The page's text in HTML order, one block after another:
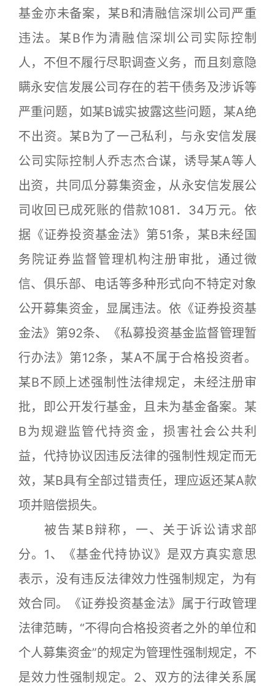
基金亦未备案，某B和清融信深圳公司严重
违法。某B作为清融信深圳公司实际控制
人，不但不履行尽职调查义务，而且刻意隐
瞒永安信发展公司存在的若干债务及涉诉等
严重问题，如某B诚实披露这些问题，某A绝
不出资。某B为了一己私利，与永安信发展
公司实际控制人乔志杰合谋，诱导某A等人
出资，共同瓜分募集资金，从永安信发展公
司收回已成死账的借款1081．34万元。依
据《证券投资基金法》第51条，某B未经国
务院证券监督管理机构注册审批，通过微
信、俱乐部、电话等多种形式向不特定对象
公开募集资金，显属违法。依《证券投资基
金法》第92条、《私募投资基金监督管理暂
行办法》第12条，某A不属于合格投资者。
某B不顾上述强制性法律规定，未经注册审
批，即公开发行基金，且未为基金备案。某
B为规避监管代持资金，损害社会公共利
益，代持协议因违反法律的强制性规定而无
效，某B具有全部过错责任，理应返还某A款
项并赔偿损失。
被告某B辩称，一、关于诉讼请求部
分。1、《基金代持协议》是双方真实意思
表示，没有违反法律效力性强制规定，为有
效合同。《证券投资基金法》属于行政管理
法律范畴，“不得向合格投资者之外的单位和
个人募集资金”的规定为管理性强制规定，不
是效力性强制规定。2、双方的法律关系属